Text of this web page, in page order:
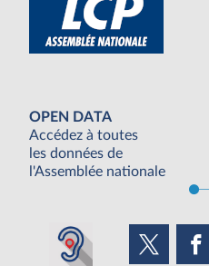
OPEN DATA
Accédez à toutes
les données de
l'Assemblée nationale